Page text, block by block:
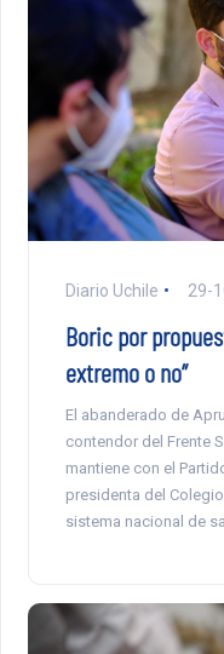
Diario Uchile 29-
Boric por
extremo o no”
El abanderado de
contendor del Frente
mantiene con el
presidenta del
sistema nacional de